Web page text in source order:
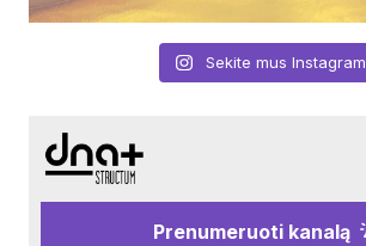
Sekite mus Instagram
Prenumeruoti kanalą